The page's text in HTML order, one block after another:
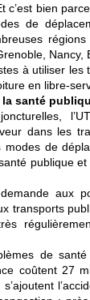
c’est bien
de
régions
Nancy,
à utiliser les
en libre-
santé
dans les
modes de
publique
aux
transports
de
coûtent 27